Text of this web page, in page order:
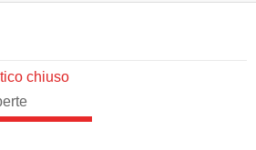
chiuso